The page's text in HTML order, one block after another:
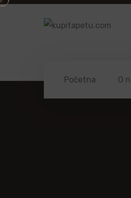
Početna O